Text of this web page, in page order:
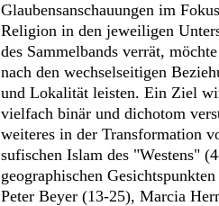
Glaubensanschauungen im
Religion in den jeweiligen
des Sammelbands verrät,
nach den wechselseitigen
und Lokalität leisten. Ein Ziel
vielfach binär und dichotom
weiteres in der Transformation
sufischen Islam des "Westens"
geographischen
Peter Beyer (13-25), Marcia